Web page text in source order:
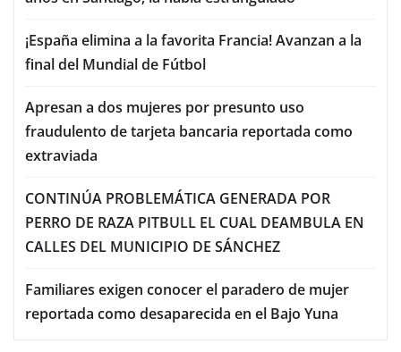
¡España elimina a la favorita Francia! Avanzan a la
final del Mundial de Fútbol
Apresan a dos mujeres por presunto uso
fraudulento de tarjeta bancaria reportada como
extraviada
CONTINÚA PROBLEMÁTICA GENERADA POR
PERRO DE RAZA PITBULL EL CUAL DEAMBULA EN
CALLES DEL MUNICIPIO DE SÁNCHEZ
Familiares exigen conocer el paradero de mujer
reportada como desaparecida en el Bajo Yuna